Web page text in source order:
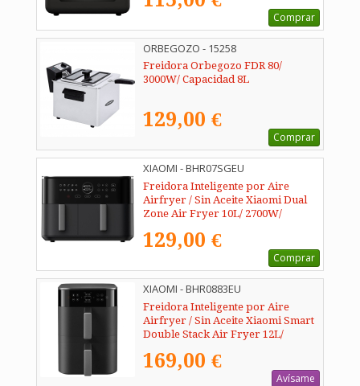
Comprar
ORBEGOZO - 15258
Freidora Orbegozo FDR 80/
3000W/ Capacidad 8L
129,00 €
Comprar
XIAOMI - BHR07SGEU
Freidora Inteligente por Aire
Airfryer / Sin Aceite Xiaomi Dual
Zone Air Fryer 10L/ 2700W/
129,00 €
Comprar
XIAOMI - BHR0883EU
Freidora Inteligente por Aire
Airfryer / Sin Aceite Xiaomi Smart
Double Stack Air Fryer 12L/
169,00 €
Avísame